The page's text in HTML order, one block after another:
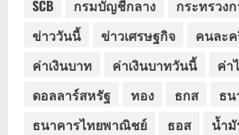
SCB กรมบัญชีกลาง กระทรวง
ข่าววันนี้
ข่าวเศรษฐกิจ
คนละ
ค่าเงินบาท
ค่าเงินบาทวันนี้
ค่า
ดอลลาร์สหรัฐ
ทอง ธกส
ธ
ธนาคารไทยพาณิชย์
ธอส น้ำ